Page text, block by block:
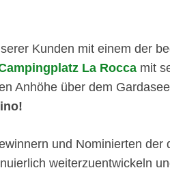
Kunden mit einem der
La Rocca mit
Anhöhe über dem
und Nominierten
weiterzuentwickeln